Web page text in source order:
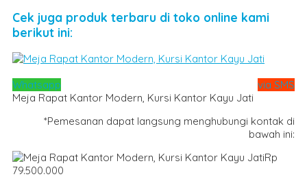
Cek juga produk terbaru di toko online kami
berikut ini:
Whatsapp
via SMS
Meja Rapat Kantor Modern, Kursi Kantor Kayu Jati
*Pemesanan dapat langsung menghubungi kontak di
bawah ini:
Rp
79.500.000